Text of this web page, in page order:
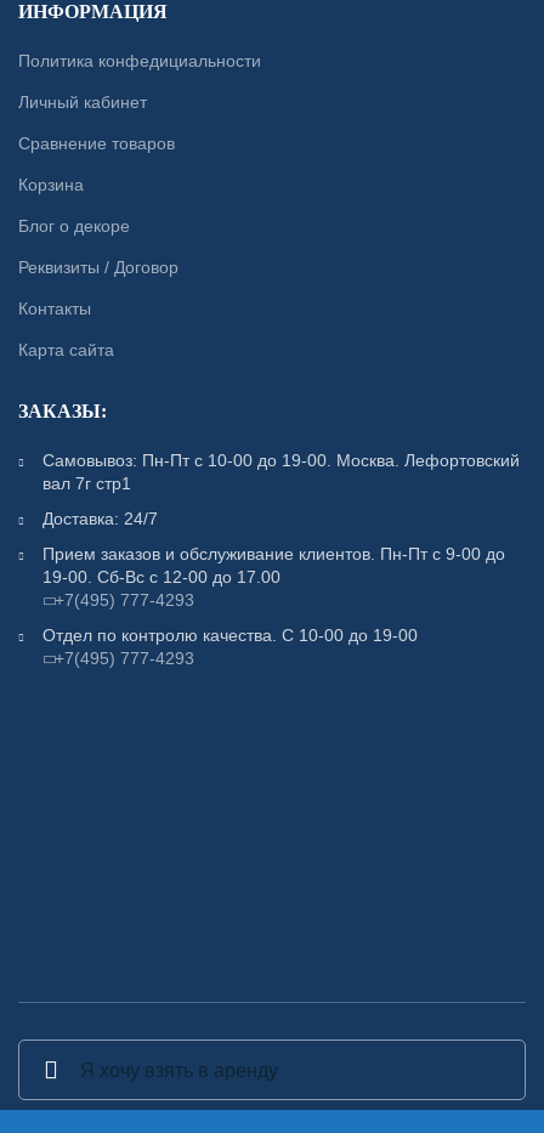
ИНФОРМАЦИЯ
Политика конфедициальности
Личный кабинет
Сравнение товаров
Корзина
Блог о декоре
Реквизиты / Договор
Контакты
Карта сайта
ЗАКАЗЫ:
Самовывоз: Пн-Пт с 10-00 до 19-00. Москва. Лефортовский
вал 7г стр1
Доставка: 24/7
Прием заказов и обслуживание клиентов. Пн-Пт с 9-00 до
19-00. Сб-Вс с 12-00 до 17.00
+7(495) 777-4293
Отдел по контролю качества. С 10-00 до 19-00
+7(495) 777-4293